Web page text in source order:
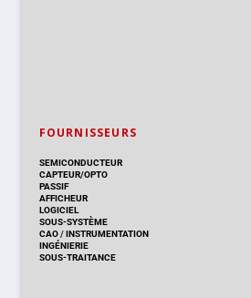
FOURNISSEURS
SEMICONDUCTEUR
CAPTEUR/OPTO
PASSIF
AFFICHEUR
LOGICIEL
SOUS-SYSTÈME
CAO/INSTRUMENTATION
INGÉNIERIE
SOUS-TRAITANCE